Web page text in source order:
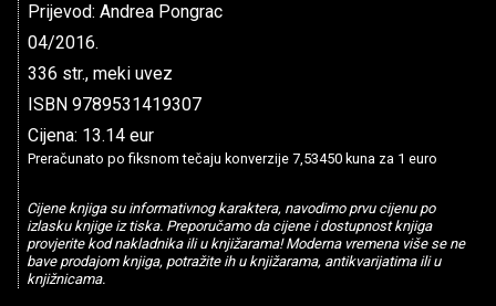
Prijevod: Andrea Pongrac
04/2016.
336 str., meki uvez
ISBN 9789531419307
Cijena: 13.14 eur
Preračunato po fiksnom tečaju konverzije 7,53450 kuna za 1 euro
Cijene knjiga su informativnog karaktera, navodimo prvu cijenu po
izlasku knjige iz tiska. Preporučamo da cijene i dostupnost knjiga
provjerite kod nakladnika ili u knjižarama! Moderna vremena više se ne
bave prodajom knjiga, potražite ih u knjižarama, antikvarijatima ili u
knjižnicama.